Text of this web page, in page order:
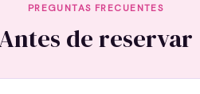
PREGUNTAS FRECUENTES
de reservar